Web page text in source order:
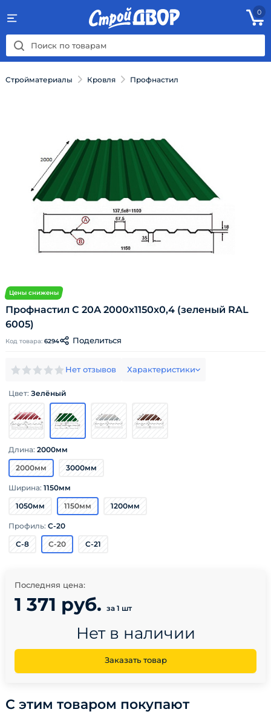
0
Стройматериалы Кровля Профнастил
Цены снижены
Профнастил С 20А 2000х1150х0,4 (зеленый RAL
6005)
Код товара: 6294 Поделиться
Нет отзывов Характеристики
Цвет: Зелёный
Длина: 2000мм
2000мм
3000мм
Ширина: 1150мм
1050мм
1150мм 1200мм
Профиль: С-20
С-8
С-20 С-21
Последняя цена:
1 371 руб. за 1 шт
Нет в наличии
Заказать товар
С этим товаром покупают